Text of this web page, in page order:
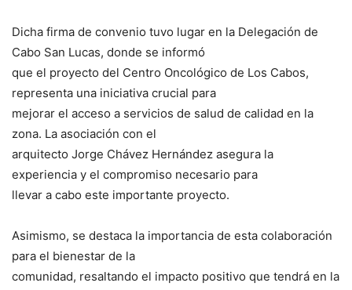
Dicha firma de convenio tuvo lugar en la Delegación de
Cabo San Lucas, donde se informó
que el proyecto del Centro Oncológico de Los Cabos,
representa una iniciativa crucial para
mejorar el acceso a servicios de salud de calidad en la
zona. La asociación con el
arquitecto Jorge Chávez Hernández asegura la
experiencia y el compromiso necesario para
llevar a cabo este importante proyecto.
Asimismo, se destaca la importancia de esta colaboración
para el bienestar de la
comunidad, resaltando el impacto positivo que tendrá en la